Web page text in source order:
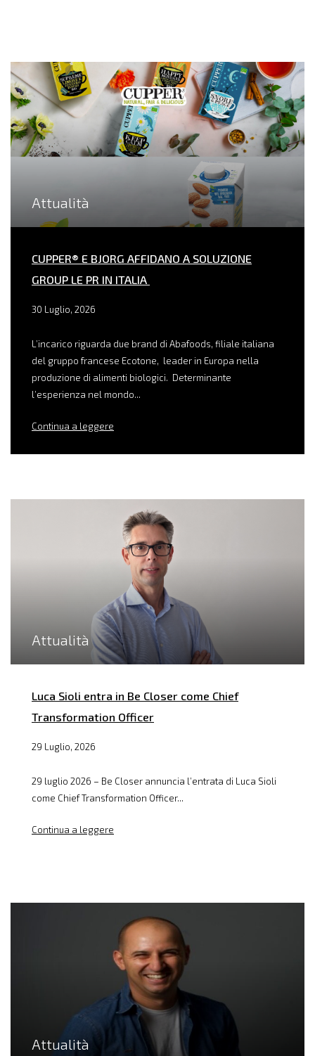
Attualità
CUPPER® E BJORG AFFIDANO A SOLUZIONE
GROUP LE PR IN ITALIA
30 Luglio, 2026
L’incarico riguarda due brand di Abafoods, filiale italiana
del gruppo francese Ecotone, leader in Europa nella
produzione di alimenti biologici. Determinante
l’esperienza nel mondo...
Continua a leggere
Attualità
Luca Sioli entra in Be Closer come Chief
Transformation Officer
29 Luglio, 2026
29 luglio 2026 – Be Closer annuncia l’entrata di Luca Sioli
come Chief Transformation Officer...
Continua a leggere
Attualità